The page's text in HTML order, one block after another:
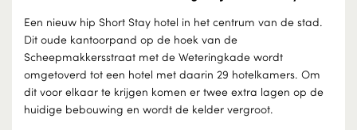
Een nieuw hip Short Stay hotel in het centrum van de stad.
Dit oude kantoorpand op de hoek van de
Scheepmakkersstraat met de Weteringkade wordt
omgetoverd tot een hotel met daarin 29 hotelkamers. Om
dit voor elkaar te krijgen komen er twee extra lagen op de
huidige bebouwing en wordt de kelder vergroot.